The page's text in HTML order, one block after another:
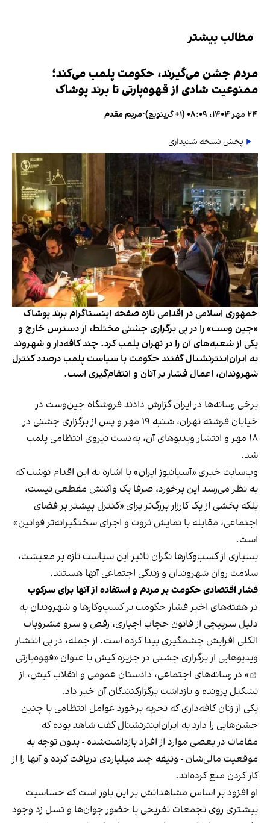
مطالب بیشتر
مردم جشن می‌گیرند، حکومت پلمب می‌کند؛
ممنوعیت شادی از قهوه‌پارتی تا برند پوشاک
۲۴ مهر ۱۴۰۴، ۰۸:۰۹ (‎+۱ گرینویچ) •مریم مقدم
پخش نسخه شنیداری
جمهوری اسلامی در اقدامی تازه صفحه اینستاگرام برند پوشاک
«جین وست» را در پی برگزاری جشنی مختلط، از دسترس خارج و
یکی از شعبه‌های آن را در تهران پلمب کرد. چند کافه‌‌دار و شهروند
به ایران‌اینترنشنال گفتند حکومت با سیاست پلمب درصدد کنترل
شهروندان، اعمال فشار بر آنان و انتقام‌گیری است.
برخی رسانه‌ها در ایران گزارش دادند فروشگاه جین‌وست در
خیابان فرشته تهران، شنبه ۱۹ مهر و پس از برگزاری جشنی در
۱۸ مهر و انتشار ویدیوهای آن، به‌دست نیروی انتظامی پلمب
شد.
وب‌سایت خبری «آسیانیوز ایران» با اشاره به این اقدام نوشت که
به نظر می‌رسد این برخورد، صرفا یک واکنش مقطعی نیست،
بلکه بخشی از یک کارزار بزرگ‌تر برای «کنترل بیشتر بر فضای
اجتماعی، مقابله با نمایش ثروت و اجرای سختگیرانه‌تر قوانین»
است.
بسیاری از کسب‌وکارها نگران تاثیر این سیاست‌ تازه بر معیشت،
سلامت روان شهروندان و زندگی اجتماعی آنها هستند.
فشار اقتصادی حکومت بر مردم و استفاده از آنها برای سرکوب
در هفته‌های اخیر فشار حکومت بر کسب‌وکارها و شهروندان به
دلیل سرپیچی از قانون حجاب اجباری، رقص و سرو مشروبات
الکلی افزایش چشمگیری پیدا کرده است. از جمله، در پی انتشار
ویدیوهایی از برگزاری جشنی در جزیره کیش با عنوان «قهوه‌پارتی
» در رسانه‌های اجتماعی، دادستان عمومی و انقلاب کیش، از
تشکیل پرونده و بازداشت برگزارکنندگان آن خبر داد.
یکی از زنان کافه‌داری که تجربه برخورد عوامل انتظامی با چنین
جشن‌هایی را دارد به ایران‌اینترنشنال گفت شاهد بوده که
مقامات در بعضی موارد از افراد بازداشت‌‌شده - بدون توجه به
موقعیت مالی‌شان - وثیقه چند میلیاردی دریافت کرده و آنها را از
کار کردن منع کرده‌اند.
او افزود بر اساس مشاهداتش بر این باور است که حساسیت
بیشتری روی تجمعات تفریحی با حضور جوان‌ها و نسل زد وجود